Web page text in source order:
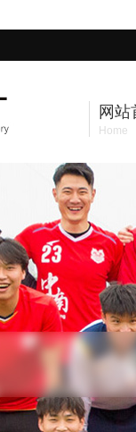
网站
Home